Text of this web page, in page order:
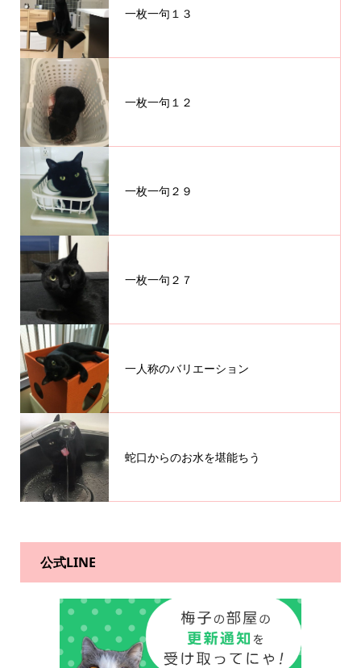
一枚一句１３
一枚一句１２
一枚一句２９
一枚一句２７
一人称のバリエーション
蛇口からのお水を堪能ちう
公式LINE